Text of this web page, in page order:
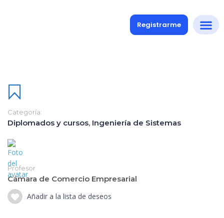
Registrarme
Categoría:
Diplomados y cursos, Ingeniería de Sistemas
Profesor
Cámara de Comercio Empresarial
Añadir a la lista de deseos